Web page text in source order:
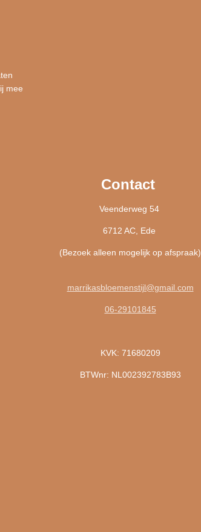
mee
Contact
Veenderweg 54
6712 AC, Ede
(Bezoek alleen mogelijk op afspraak)
marrikasbloemenstijl@gmail.com
06-29101845
KVK: 71680209
BTWnr: NL002392783B93